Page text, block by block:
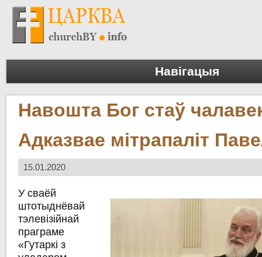
Навігацыя
Навошта Бог стаў
Адказвае мітрапаліт
15.01.2020
У сваёй
штотыднёвай
тэлевізійнай
праграме
«Гутаркі з